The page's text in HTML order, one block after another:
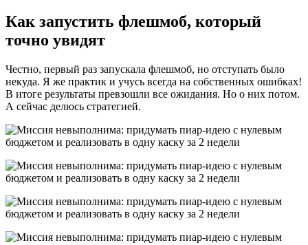
Как запустить флешмоб, который
точно увидят
Честно, первый раз запускала флешмоб, но отступать было
некуда. Я же практик и учусь всегда на собственных ошибках!
В итоге результаты превзошли все ожидания. Но о них потом.
А сейчас делюсь стратегией.